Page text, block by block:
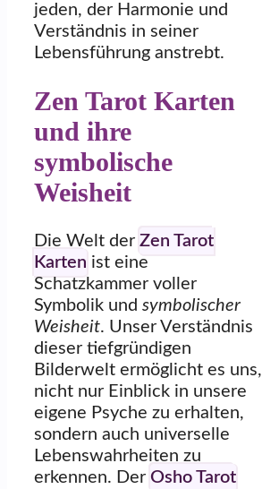
jeden, der Harmonie und
Verständnis in seiner
Lebensführung anstrebt.
Zen Tarot Karten
und ihre
symbolische
Weisheit
Die Welt der Zen Tarot
Karten ist eine
Schatzkammer voller
Symbolik und symbolischer
Weisheit. Unser Verständnis
dieser tiefgründigen
Bilderwelt ermöglicht es uns,
nicht nur Einblick in unsere
eigene Psyche zu erhalten,
sondern auch universelle
Lebenswahrheiten zu
erkennen. Der Osho Tarot